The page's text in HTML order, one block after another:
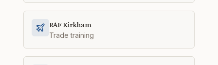
RAF Kirkham
Trade training